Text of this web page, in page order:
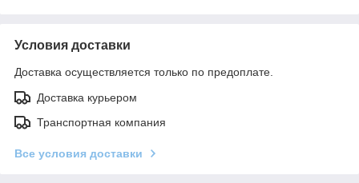
Условия доставки
Доставка осуществляется только по предоплате.
Доставка курьером
Транспортная компания
Все условия доставки